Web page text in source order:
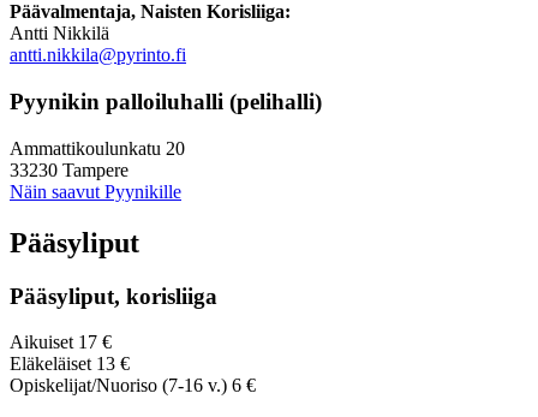
Päävalmentaja, Naisten Korisliiga:
Antti Nikkilä
antti.nikkila@pyrinto.fi
Pyynikin palloiluhalli (pelihalli)
Ammattikoulunkatu 20
33230 Tampere
Näin saavut Pyynikille
Pääsyliput
Pääsyliput, korisliiga
Aikuiset 17 €
Eläkeläiset 13 €
Opiskelijat/Nuoriso (7-16 v.) 6 €